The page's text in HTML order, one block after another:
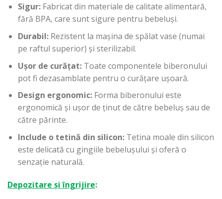
Sigur:Fabricat din materiale de calitate alimentară,
fără BPA, care sunt sigure pentru bebeluși.
Durabil:Rezistent la mașina de spălat vase (numai
pe raftul superior) și sterilizabil.
Ușor de curățat:Toate componentele biberonului
pot fi dezasamblate pentru o curățare ușoară.
Design ergonomic:Forma biberonului este
ergonomică și ușor de ținut de către bebeluș sau de
către părinte.
Include o tetină din silicon:Tetina moale din silicon
este delicată cu gingiile bebelușului și oferă o
senzație naturală.
Depozitare și îngrijire: